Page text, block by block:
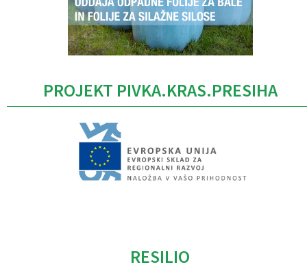
PROJEKT PIVKA.KRAS.PRESIHA
RESILIO